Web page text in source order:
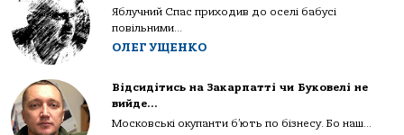
Яблучний Спас приходив до оселі бабусі
повільними...
ОЛЕГ УЩЕНКО
Відсидітись на Закарпатті чи Буковелі не
вийде…
Московські окупанти б’ють по бізнесу. Бо наш...